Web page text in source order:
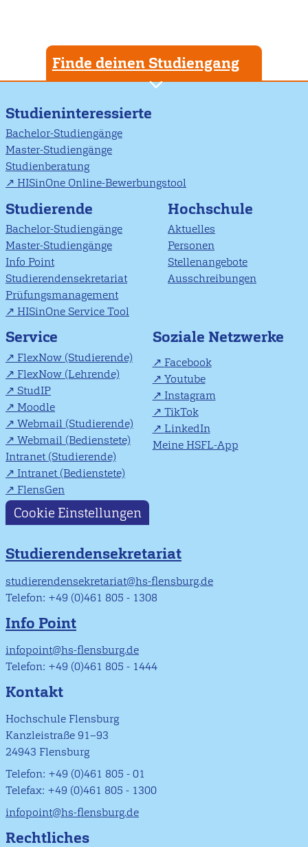
Finde deinen Studiengang
Studieninteressierte
Bachelor-Studiengänge
Master-Studiengänge
Studienberatung
HISinOne Online-Bewerbungstool
Studierende
Bachelor-Studiengänge
Master-Studiengänge
Info Point
Studierendensekretariat
Prüfungsmanagement
HISinOne Service Tool
Hochschule
Aktuelles
Personen
Stellenangebote
Ausschreibungen
Service
FlexNow (Studierende)
FlexNow (Lehrende)
StudIP
Moodle
Webmail (Studierende)
Webmail (Bedienstete)
Intranet (Studierende)
Intranet (Bedienstete)
FlensGen
Soziale Netzwerke
Facebook
Youtube
Instagram
TikTok
LinkedIn
Meine HSFL-App
Cookie Einstellungen
Studierendensekretariat
studierendensekretariat@hs-flensburg.de
Telefon: +49 (0)461 805 - 1308
Info Point
infopoint@hs-flensburg.de
Telefon: +49 (0)461 805 - 1444
Kontakt
Hochschule Flensburg
Kanzleistraße 91–93
24943 Flensburg
Telefon: +49 (0)461 805 - 01
Telefax: +49 (0)461 805 - 1300
infopoint@hs-flensburg.de
Rechtliches